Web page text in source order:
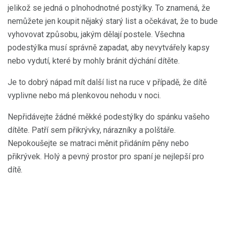
jelikož se jedná o plnohodnotné postýlky. To znamená, že
nemůžete jen koupit nějaký starý list a očekávat, že to bude
vyhovovat způsobu, jakým dělají postele. Všechna
podestýlka musí správně zapadat, aby nevytvářely kapsy
nebo vydutí, které by mohly bránit dýchání dítěte.
Je to dobrý nápad mít další list na ruce v případě, že dítě
vyplivne nebo má plenkovou nehodu v noci.
Nepřidávejte žádné měkké podestýlky do spánku vašeho
dítěte. Patří sem přikrývky, nárazníky a polštáře.
Nepokoušejte se matraci měnit přidáním pěny nebo
přikrývek. Holý a pevný prostor pro spaní je nejlepší pro
dítě.